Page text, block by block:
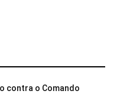
contra o Comando